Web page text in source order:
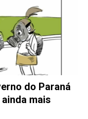
do Paraná
mais